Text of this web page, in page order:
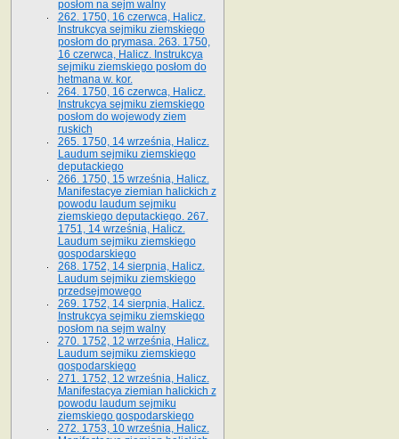
posłom na sejm walny
262. 1750, 16 czerwca, Halicz.
Instrukcya sejmiku ziemskiego
posłom do prymasa. 263. 1750,
16 czerwca, Halicz. Instrukcya
sejmiku ziemskiego posłom do
hetmana w. kor.
264. 1750, 16 czerwca, Halicz.
Instrukcya sejmiku ziemskiego
posłom do wojewody ziem
ruskich
265. 1750, 14 września, Halicz.
Laudum sejmiku ziemskiego
deputackiego
266. 1750, 15 września, Halicz.
Manifestacye ziemian halickich z
powodu laudum sejmiku
ziemskiego deputackiego. 267.
1751, 14 września, Halicz.
Laudum sejmiku ziemskiego
gospodarskiego
268. 1752, 14 sierpnia, Halicz.
Laudum sejmiku ziemskiego
przedsejmowego
269. 1752, 14 sierpnia, Halicz.
Instrukcya sejmiku ziemskiego
posłom na sejm walny
270. 1752, 12 września, Halicz.
Laudum sejmiku ziemskiego
gospodarskiego
271. 1752, 12 września, Halicz.
Manifestacya ziemian halickich z
powodu laudum sejmiku
ziemskiego gospodarskiego
272. 1753, 10 września, Halicz.